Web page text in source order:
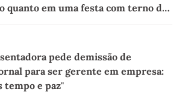
quanto em uma festa com terno de
pede demissão de
para ser gerente em empresa:
tempo e paz"